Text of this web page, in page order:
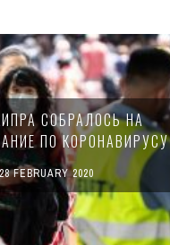
СОБРАЛОСЬ НА
ПО КОРОНАВИРУСУ
28 FEBRUARY 2020